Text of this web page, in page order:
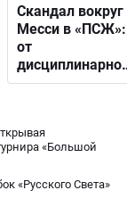
Скандал вокруг
Месси в «ПСЖ»:
от
решения до
фанатами
«Большой
«Русского Света»